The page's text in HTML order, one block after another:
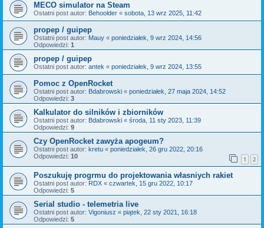
MECO simulator na Steam
Ostatni post autor: Behoolder « sobota, 13 wrz 2025, 11:42
propep / guipep
Ostatni post autor: Mauy « poniedziałek, 9 wrz 2024, 14:56
Odpowiedzi: 1
propep / guipep
Ostatni post autor: antek « poniedziałek, 9 wrz 2024, 13:55
Pomoc z OpenRocket
Ostatni post autor: Bdabrowski « poniedziałek, 27 maja 2024, 14:52
Odpowiedzi: 3
Kalkulator do silników i zbiorników
Ostatni post autor: Bdabrowski « środa, 11 sty 2023, 11:39
Odpowiedzi: 9
Czy OpenRocket zawyża apogeum?
Ostatni post autor: kretu « poniedziałek, 26 gru 2022, 20:16
Odpowiedzi: 10 1 2
Poszukuję progrmu do projektowania własniych rakiet
Ostatni post autor: RDX « czwartek, 15 gru 2022, 10:17
Odpowiedzi: 5
Serial studio - telemetria live
Ostatni post autor: Vigoniusz « piątek, 22 sty 2021, 16:18
Odpowiedzi: 5